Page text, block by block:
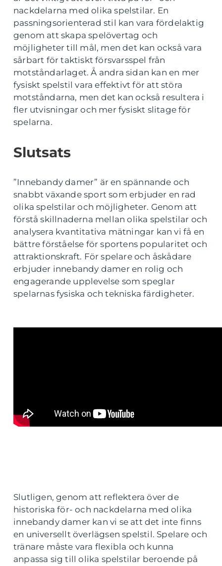
nackdelarna med olika spelstilar. En
passningsorienterad stil kan vara fördelaktig
genom att skapa spelövertag och
möjligheter till mål, men det kan också vara
sårbart för taktiskt försvarsspel från
motståndarlaget. Å andra sidan kan en mer
fysiskt spelstil vara effektivt för att störa
motståndarna, men det kan också resultera i
fler utvisningar och mer fysiskt slitage för
spelarna.
Slutsats
”Innebandy damer” är en spännande och
snabbt växande sport som erbjuder en rad
olika spelstilar och möjligheter. Genom att
förstå skillnaderna mellan olika spelstilar och
analysera kvantitativa mätningar kan vi få en
bättre förståelse för sportens popularitet och
attraktionskraft. För spelare och åskådare
erbjuder innebandy damer en rolig och
engagerande upplevelse som speglar
spelarnas fysiska och tekniska färdigheter.
Slutligen, genom att reflektera över de
historiska för- och nackdelarna med olika
innebandy damer kan vi se att det inte finns
en universellt överlägsen spelstil. Spelare och
tränare måste vara flexibla och kunna
anpassa sig till olika spelstilar beroende på